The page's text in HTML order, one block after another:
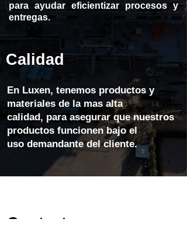
para ayudar eficientizar procesos y
entregas.
Calidad
En Luxen, tenemos productos y
materiales de la mas alta
calidad, para asegurar que nuestros
productos funcionen bajo el
uso demandante del cliente.
Contacto